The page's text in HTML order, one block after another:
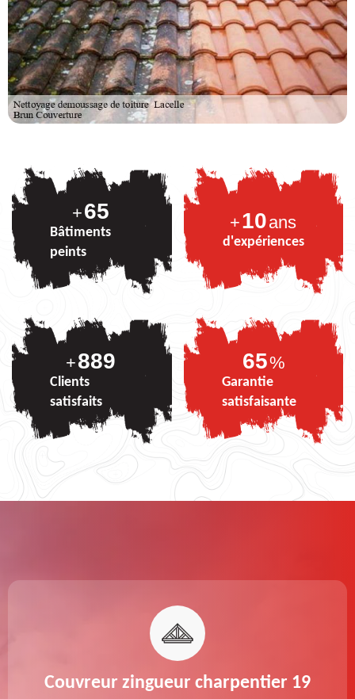
+82
Bâtiments
peints
+10ans
d'expériences
+889
Clients
satisfaits
82%
Garantie
satisfaisante
Couvreur zingueur charpentier 19